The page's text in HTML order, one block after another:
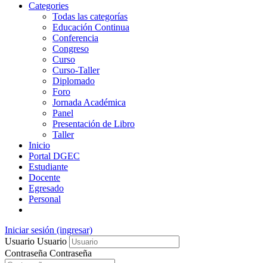
Categories
Todas las categorías
Educación Continua
Conferencia
Congreso
Curso
Curso-Taller
Diplomado
Foro
Jornada Académica
Panel
Presentación de Libro
Taller
Inicio
Portal DGEC
Estudiante
Docente
Egresado
Personal
Iniciar sesión (ingresar)
Usuario Usuario
Contraseña Contraseña